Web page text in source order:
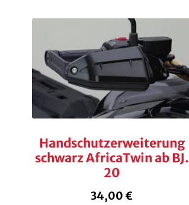
Handschutzerweiterung
schwarz AfricaTwin ab BJ.
20
34,00€